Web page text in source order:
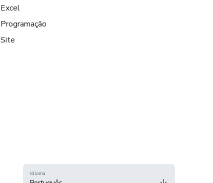
Excel
Programação
Site
Idioma